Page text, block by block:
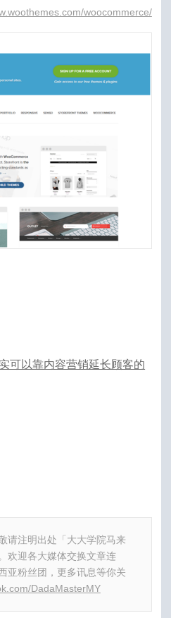
woocommerce/
可以靠内容营销延长顾客的
请注明出处「大大学院马来
欢迎各大媒体交换文章连
亚粉丝团，更多讯息等你关
DadaMasterMY